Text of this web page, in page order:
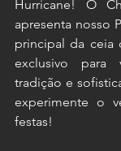
Hurricane! O
apresenta nosso
principal da ceia
exclusivo para
tradição e
experimente o
festas!